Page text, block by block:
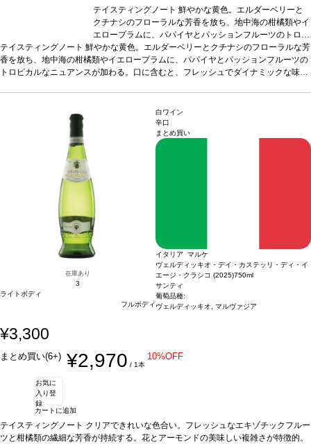
テイスティングノート鮮やかな黄色。エルダーベリーと
クチナシのフローラルな芳香を放ち、地中海の柑橘類やイ
エロープラムに、パパイヤとパッションフルーツのトロピ
カルなニュアンスが加わる。口に含むと、フレッシュでダ
イナミックな味わいが広がり、程よい酸味とほのかな苦味
の余韻に、黄桃、ホワイトカラント、グレープフルーツの
のエビのソテー、レモングラスとナンプラー風味のベトナ
ム風ポークチョップなどと好相性
ィーノ 60%、ソーヴィニヨン・ブラン 40%
ージが在庫切れの場合、在庫があり価格が同様の場合は自
テイスティングノート 鮮やかな黄色。エルダーベリーとクチナシのフローラルな芳
香を放ち、地中海の柑橘類やイエロープラムに、パパイヤとパッションフルーツの
トロピカルなニュアンスが加わる。口に含むと、フレッシュでダイナミックな味わ
オレンジと生姜風味のエビのソテー、レモングラスと
ナンプラー風味のベトナム風ポークチョップなどと好相性
ィーノ 60%、ソーヴィニヨン・ブラン 40%*本ヴィンテージが在庫切れの場合、在
庫があり価格が同様の場合は自動的に次のヴィンテージに変更されます、ご了承く
在庫あり
3
ライトボディ
フルボディ
白ワイン
辛口
まとめ買い
イタリア マルケ
ヴェルディッキオ・デイ・カステッリ・ディ・イ
エージ・クラシコ (2025)750ml
サンティ
葡萄品種:
ヴェルディッキオ, マルヴァジア
¥3,300
まとめ買い(6+) ¥2,970 / 1本
10%OFF
お気に
入り登
録
カートに追加
テイスティングノート クリアできれいな色合い。フレッシュなエキゾチックフルー
ツと柑橘類の繊細な芳香が持続する。花とアーモンドの美味しい複雑さが特徴的。